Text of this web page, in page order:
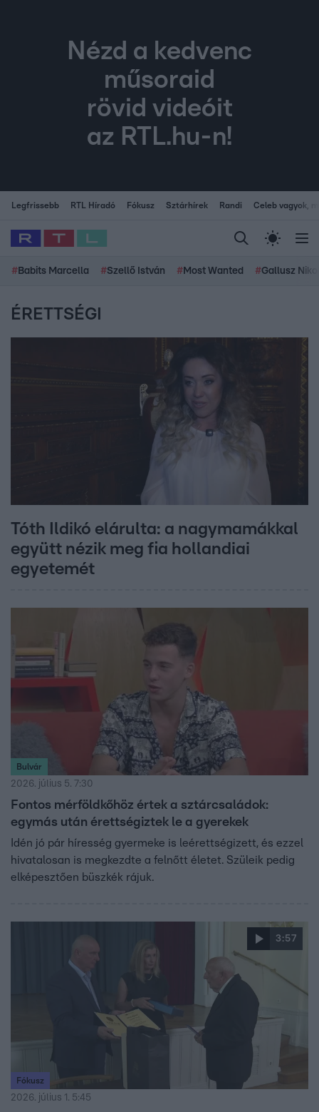
Nézd a kedvenc
műsoraid
rövid videóit
az RTL.hu-n!
Legfrissebb RTL Híradó Fókusz Sztárhírek Randi Celeb vagyok,
# Babits Marcella #Szellő István # Most Wanted #Gallusz
ÉRETTSÉGI
Tóth Ildikó elárulta: a nagymamákkal
együtt nézik meg fia hollandiai
egyetemét
Bulvár
2026. július 5. 7:30
Fontos mérföldkőhöz értek a sztárcsaládok:
egymás után érettségiztek le a gyerekek
Idén jó pár híresség gyermeke is leérettségizett, és ezzel
hivatalosan is megkezdte a felnőtt életet. Szüleik pedig
elképesztően büszkék rájuk.
3:57
Fókusz
2026. július 1. 5:45